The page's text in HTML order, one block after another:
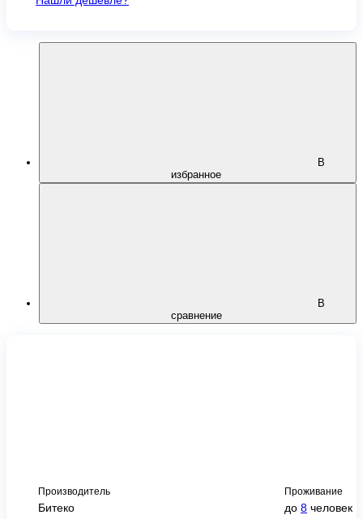
В
избранное
В
сравнение
Производитель
Битеко
Проживание
до 8 человек